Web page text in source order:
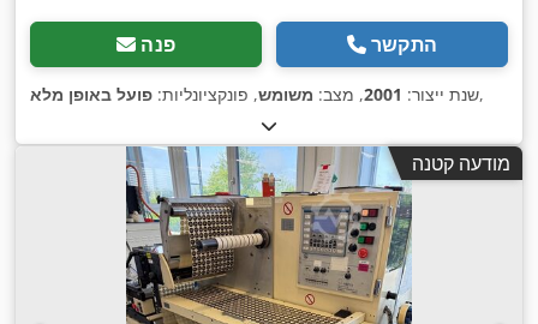
פנה התקשר
שנת ייצור: 2001, מצב: משומש, פונקציונליות: פועל באופן מלא ,
מודעה קטנה